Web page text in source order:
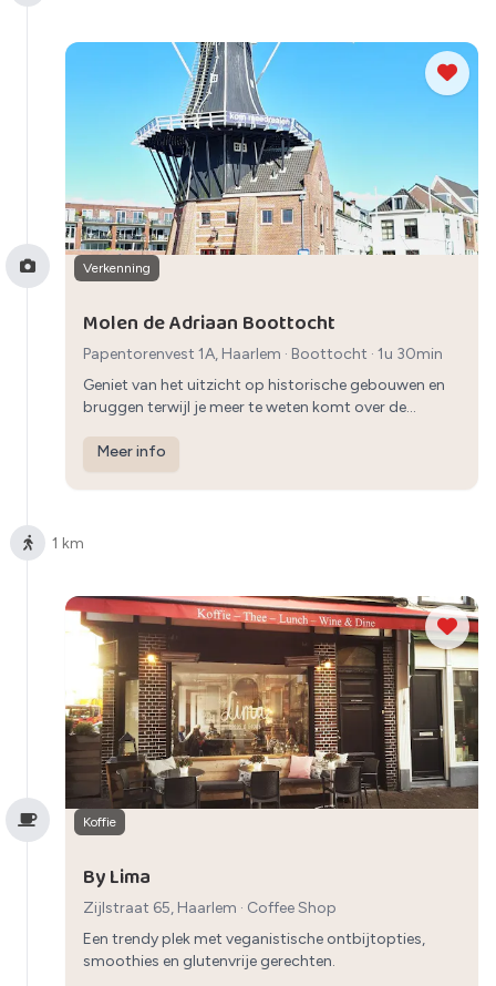
Verkenning
Molen de Adriaan Boottocht
Papentorenvest 1A, Haarlem · Boottocht · 1u 30min
Geniet van het uitzicht op historische gebouwen en
bruggen terwijl je meer te weten komt over de
Meer info
1 km
Koffie
By Lima
Zijlstraat 65, Haarlem · Coffee Shop
Een trendy plek met veganistische ontbijtopties,
smoothies en glutenvrije gerechten.